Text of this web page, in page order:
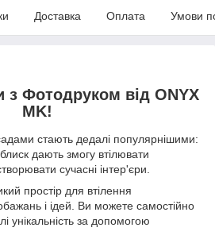
Доставка Оплата Умови
з Фотодруком від ONYX
MK!
стають дедалі популярнішими:
дають змогу втілювати
сучасні інтер'єри.
простір для втілення
і ідей. Ви можете самостійно
унікальність за допомогою